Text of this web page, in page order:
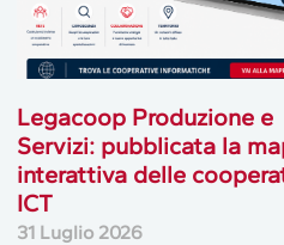
Legacoop Produzione e
Servizi: pubblicata la
interattiva delle
ICT
31 Luglio 2026